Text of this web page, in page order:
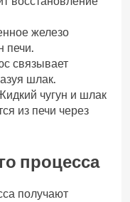
железо
печи.
связывает
шлак.
чугун и шлак
из печи через
процесса
получают